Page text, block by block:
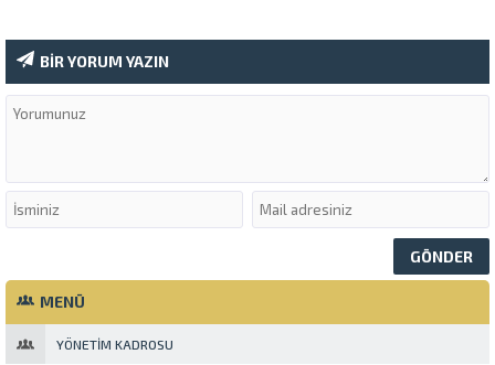
BİR YORUM YAZIN
MENÜ
YÖNETIM KADROSU